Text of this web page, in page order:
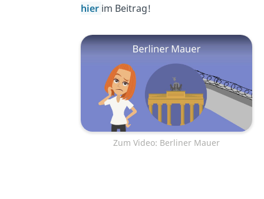
hier im Beitrag!
Zum Video: Berliner Mauer